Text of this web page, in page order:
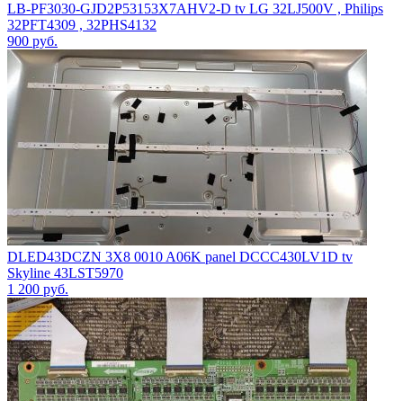
LB-PF3030-GJD2P53153X7AHV2-D tv LG 32LJ500V , Philips
32PFT4309 , 32PHS4132
900 руб.
DLED43DCZN 3X8 0010 A06K panel DCCC430LV1D tv
Skyline 43LST5970
1 200 руб.